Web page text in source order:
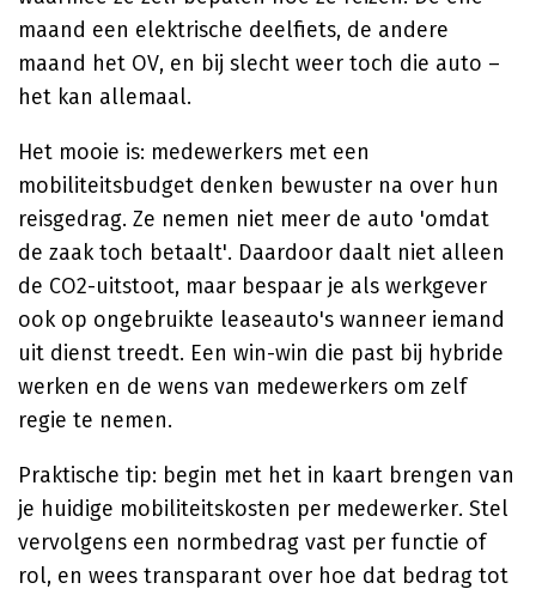
maand een elektrische deelfiets, de andere
maand het OV, en bij slecht weer toch die auto –
het kan allemaal.
Het mooie is: medewerkers met een
mobiliteitsbudget denken bewuster na over hun
reisgedrag. Ze nemen niet meer de auto 'omdat
de zaak toch betaalt'. Daardoor daalt niet alleen
de CO2-uitstoot, maar bespaar je als werkgever
ook op ongebruikte leaseauto's wanneer iemand
uit dienst treedt. Een win-win die past bij hybride
werken en de wens van medewerkers om zelf
regie te nemen.
Praktische tip: begin met het in kaart brengen van
je huidige mobiliteitskosten per medewerker. Stel
vervolgens een normbedrag vast per functie of
rol, en wees transparant over hoe dat bedrag tot